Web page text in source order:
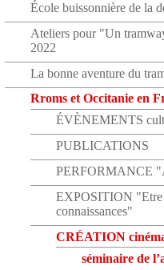
École buissonnière de la
Ateliers pour "Un
2022
La bonne aventure du
Rroms et Occitanie en
ÉVÈNEMENTS
PUBLICATIONS
PERFORMANCE
EXPOSITION "Etre
connaissances"
CRÉATION
séminaire de